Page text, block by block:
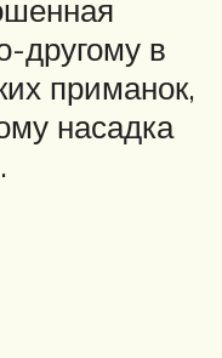
другому в
приманок,
насадка